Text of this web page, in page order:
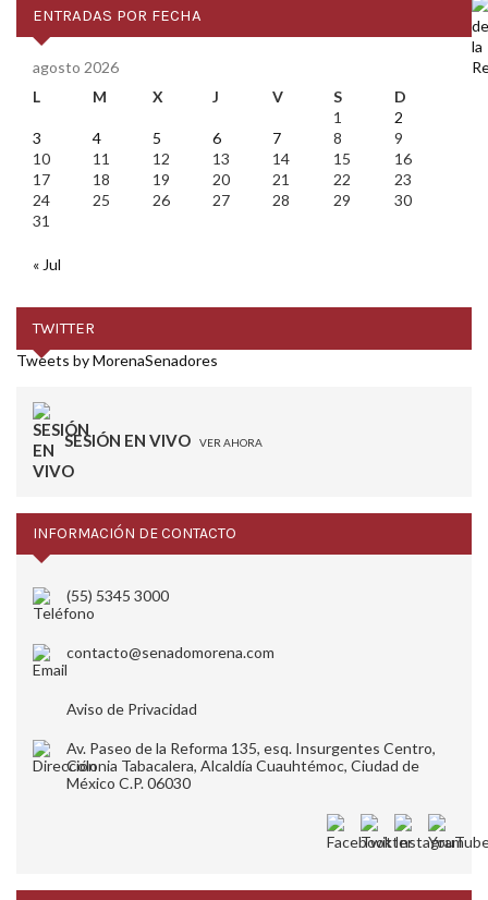
ENTRADAS POR FECHA
agosto 2026
L
M X J V S
D
1
2
3
4 5 6 7 8
9
10
11 12 13 14 15
16
17
18 19 20 21 22
23
24
25 26 27 28 29
30
31
« Jul
TWITTER
Tweets by MorenaSenadores
SESIÓN EN VIVO VER AHORA
INFORMACIÓN DE CONTACTO
(55) 5345 3000
contacto@senadomorena.com
Aviso de Privacidad
Av. Paseo de la Reforma 135, esq. Insurgentes Centro,
Colonia Tabacalera, Alcaldía Cuauhtémoc, Ciudad de
México C.P. 06030